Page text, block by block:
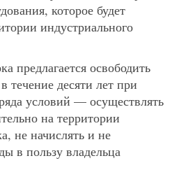
которое будет
индустриального
предлагается освободить
течение десяти лет при
условий — осуществлять
на территории
не начислять и не
в пользу владельца